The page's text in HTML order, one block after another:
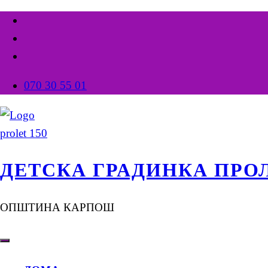
070 30 55 01
ДЕТСКА ГРАДИНКА
ОПШТИНА КАРПОШ